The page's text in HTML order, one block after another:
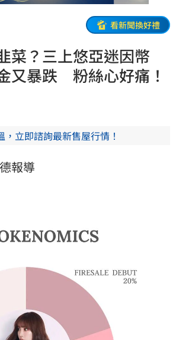
看新聞換好禮
菜？三上悠亞迷因幣
又暴跌 粉絲心好痛！
，立即諮詢最新售屋行情！
報導